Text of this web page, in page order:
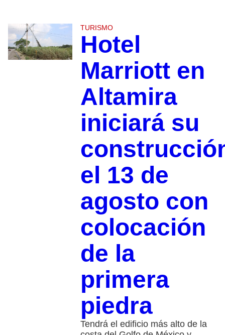
TURISMO
Hotel
Marriott en
Altamira
iniciará su
el 13 de
agosto con
colocación
de la
primera
piedra
Tendrá el edificio más alto de la